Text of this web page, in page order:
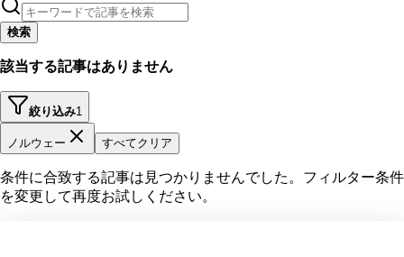
検索
該当する記事はありません
絞り込み1
ノルウェー すべてクリア
条件に合致する記事は見つかりませんでした。フィルター条件
を変更して再度お試しください。